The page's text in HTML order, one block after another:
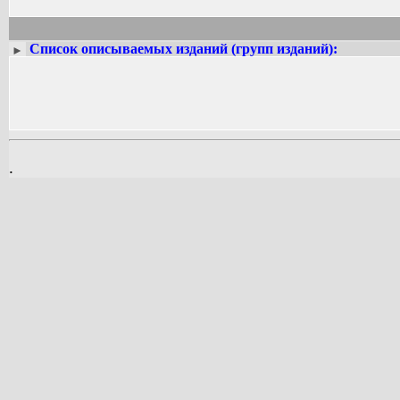
► Список описываемых изданий (групп изданий):
.